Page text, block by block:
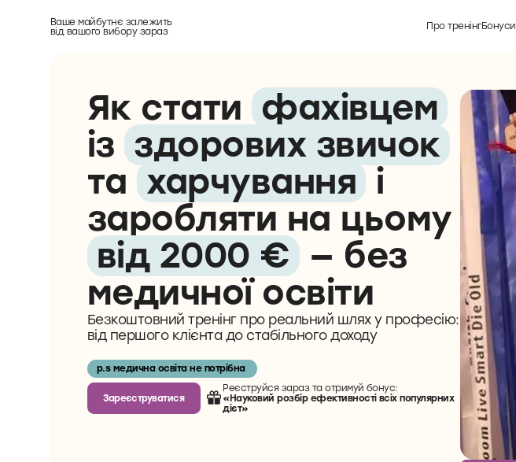
Ваше майбутнє залежить
від вашого вибору зараз
Про тренінгБонуси
Як стати фахівцем
із здорових звичок
та харчування і
заробляти на цьому
від 2000 € — без
медичної освіти
Безкоштовний тренінг про реальний шлях у професію:
від першого клієнта до стабільного доходу
p.s медична освіта не потрібна
Зареєструватися
Реєструйся зараз та отримуй бонус:
«Науковий розбір ефективності всіх популярних
дієт»